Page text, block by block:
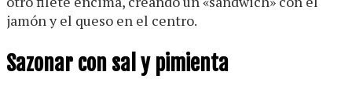
jamón y el queso en el centro.
Sazonar con sal y pimienta